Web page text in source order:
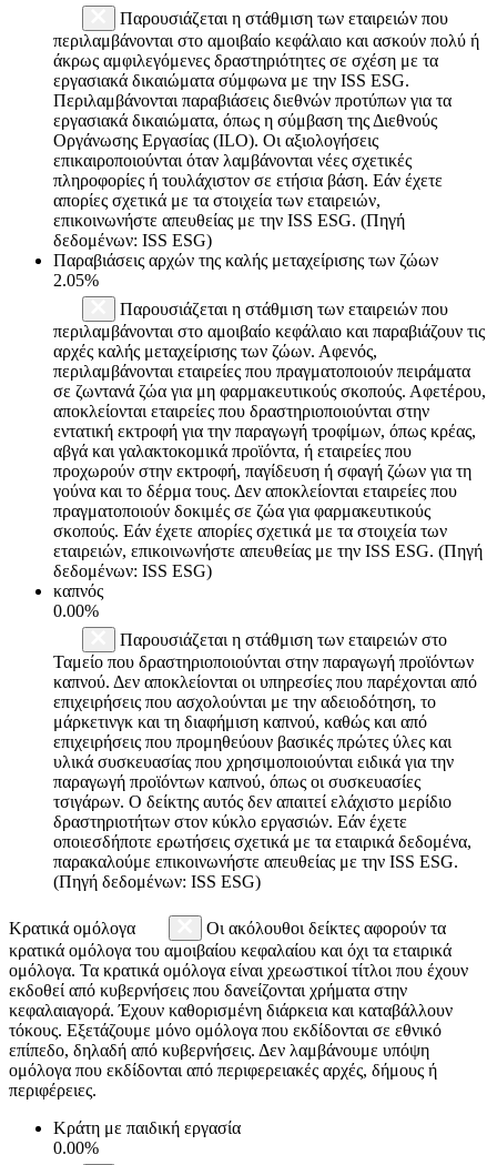
Παρουσιάζεται η στάθμιση των εταιρειών που
περιλαμβάνονται στο αμοιβαίο κεφάλαιο και ασκούν πολύ ή
άκρως αμφιλεγόμενες δραστηριότητες σε σχέση με τα
εργασιακά δικαιώματα σύμφωνα με την ISS ESG.
Περιλαμβάνονται παραβιάσεις διεθνών προτύπων για τα
εργασιακά δικαιώματα, όπως η σύμβαση της Διεθνούς
Οργάνωσης Εργασίας (ILO). Οι αξιολογήσεις
επικαιροποιούνται όταν λαμβάνονται νέες σχετικές
πληροφορίες ή τουλάχιστον σε ετήσια βάση. Εάν έχετε
απορίες σχετικά με τα στοιχεία των εταιρειών,
επικοινωνήστε απευθείας με την ISS ESG. (Πηγή
δεδομένων: ISS ESG)
Παραβιάσεις αρχών της καλής μεταχείρισης των ζώων
2.05%
Παρουσιάζεται η στάθμιση των εταιρειών που
περιλαμβάνονται στο αμοιβαίο κεφάλαιο και παραβιάζουν τις
αρχές καλής μεταχείρισης των ζώων. Αφενός,
περιλαμβάνονται εταιρείες που πραγματοποιούν πειράματα
σε ζωντανά ζώα για μη φαρμακευτικούς σκοπούς. Αφετέρου,
αποκλείονται εταιρείες που δραστηριοποιούνται στην
εντατική εκτροφή για την παραγωγή τροφίμων, όπως κρέας,
αβγά και γαλακτοκομικά προϊόντα, ή εταιρείες που
προχωρούν στην εκτροφή, παγίδευση ή σφαγή ζώων για τη
γούνα και το δέρμα τους. Δεν αποκλείονται εταιρείες που
πραγματοποιούν δοκιμές σε ζώα για φαρμακευτικούς
σκοπούς. Εάν έχετε απορίες σχετικά με τα στοιχεία των
εταιρειών, επικοινωνήστε απευθείας με την ISS ESG. (Πηγή
δεδομένων: ISS ESG)
καπνός
0.00%
Παρουσιάζεται η στάθμιση των εταιρειών στο
Ταμείο που δραστηριοποιούνται στην παραγωγή προϊόντων
καπνού. Δεν αποκλείονται οι υπηρεσίες που παρέχονται από
επιχειρήσεις που ασχολούνται με την αδειοδότηση, το
μάρκετινγκ και τη διαφήμιση καπνού, καθώς και από
επιχειρήσεις που προμηθεύουν βασικές πρώτες ύλες και
υλικά συσκευασίας που χρησιμοποιούνται ειδικά για την
παραγωγή προϊόντων καπνού, όπως οι συσκευασίες
τσιγάρων. Ο δείκτης αυτός δεν απαιτεί ελάχιστο μερίδιο
δραστηριοτήτων στον κύκλο εργασιών. Εάν έχετε
οποιεσδήποτε ερωτήσεις σχετικά με τα εταιρικά δεδομένα,
παρακαλούμε επικοινωνήστε απευθείας με την ISS ESG.
(Πηγή δεδομένων: ISS ESG)
Κρατικά ομόλογα
Οι ακόλουθοι δείκτες αφορούν τα
κρατικά ομόλογα του αμοιβαίου κεφαλαίου και όχι τα εταιρικά
ομόλογα. Τα κρατικά ομόλογα είναι χρεωστικοί τίτλοι που έχουν
εκδοθεί από κυβερνήσεις που δανείζονται χρήματα στην
κεφαλαιαγορά. Έχουν καθορισμένη διάρκεια και καταβάλλουν
τόκους. Εξετάζουμε μόνο ομόλογα που εκδίδονται σε εθνικό
επίπεδο, δηλαδή από κυβερνήσεις. Δεν λαμβάνουμε υπόψη
ομόλογα που εκδίδονται από περιφερειακές αρχές, δήμους ή
περιφέρειες.
Κράτη με παιδική εργασία
0.00%